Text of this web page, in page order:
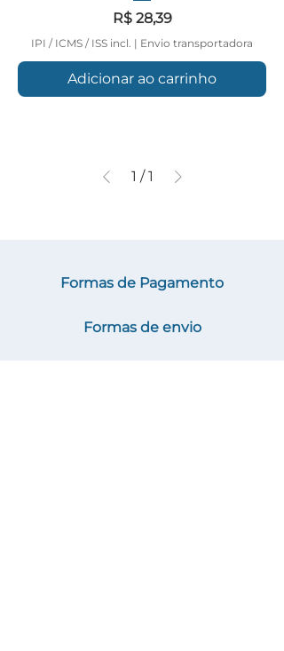
Preço
R$ 28,39
IPI / ICMS / ISS incl. | Envio transportadora
Adicionar ao carrinho
1 / 1
Formas de Pagamento
Formas de envio